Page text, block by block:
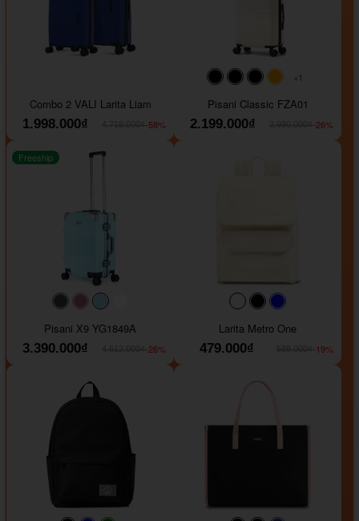
Combo 2 VALI Larita Liam
1.998.000₫
-58%
#000000#000000#000000
+1
Pisani Classic FZA01
2.199.000₫
-26%
#40454a#b76e79
Freeship
Pisani X9 YG1849A
3.390.000₫
-26%
#faf0e6#000000
Larita Metro One
479.000₫
-19%